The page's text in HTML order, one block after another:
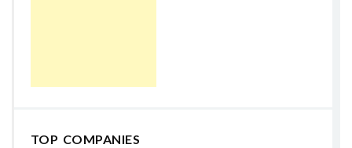
TOP COMPANIES